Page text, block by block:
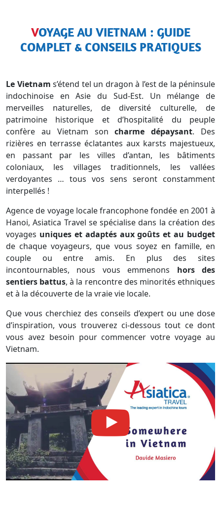
VOYAGE AU VIETNAM : GUIDE
COMPLET & CONSEILS PRATIQUES
Le Vietnam s’étend tel un dragon à l’est de la péninsule
indochinoise en Asie du Sud-Est. Un mélange de
merveilles naturelles, de diversité culturelle, de
patrimoine historique et d’hospitalité du peuple
confère au Vietnam soncharme dépaysant. Des
rizières en terrasse éclatantes aux karsts majestueux,
en passant par les villes d’antan, les bâtiments
coloniaux, les villages traditionnels, les vallées
verdoyantes … tous vos sens seront constamment
interpellés !
Agence de voyage locale francophone fondée en 2001 à
Hanoi, Asiatica Travel se spécialise dans la création des
voyages uniques et adaptés aux goûts et au budget
de chaque voyageurs, que vous soyez en famille, en
couple ou entre amis. En plus des sites
incontournables, nous vous emmenons hors des
sentiers battus, à la rencontre des minorités ethniques
et à la découverte de la vraie vie locale.
Que vous cherchiez des conseils d’expert ou une dose
d’inspiration, vous trouverez ci-dessous tout ce dont
vous avez besoin pour commencer votre voyage au
Vietnam.